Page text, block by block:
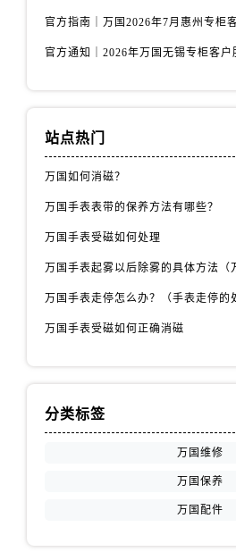
站点热门
万国如何消磁？
万国手表表带的保养方法有哪些？
万国手表受磁如何处理
万国手表受磁如何正确消磁
分类标签
万国维修
万国保养
万国配件